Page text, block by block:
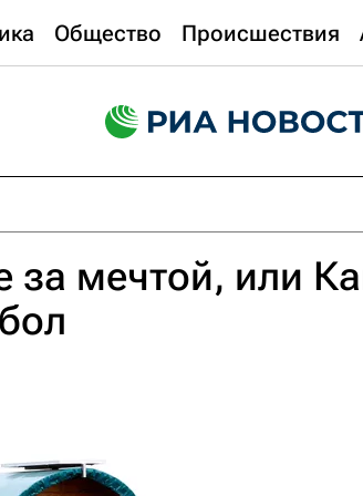
Общество Происшествия
за мечтой, или